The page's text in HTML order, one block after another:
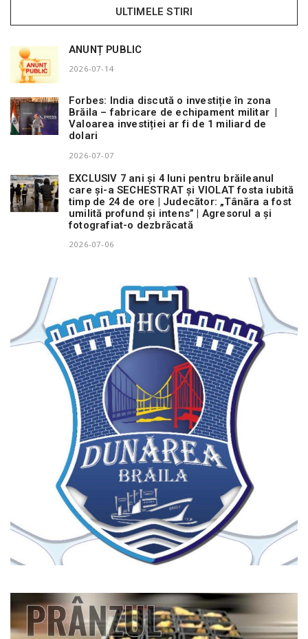
ULTIMELE STIRI
ANUNȚ PUBLIC
2026-07-14
Forbes: India discută o investiție în zona
Brăila – fabricare de echipament militar |
Valoarea investiției ar fi de 1 miliard de
dolari
2026-07-07
EXCLUSIV 7 ani și 4 luni pentru brăileanul
care și-a SECHESTRAT și VIOLAT fosta iubită
timp de 24 de ore | Judecător: „Tânăra a fost
umilită profund și intens” | Agresorul a și
fotografiat-o dezbrăcată
2026-07-06